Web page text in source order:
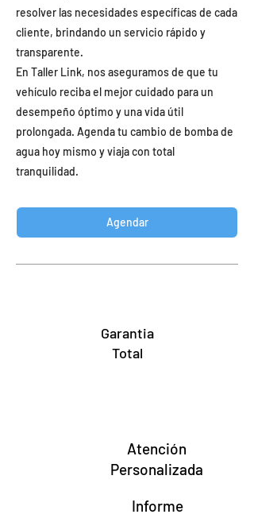
resolver las necesidades específicas de cada
cliente, brindando un servicio rápido y
transparente.
En Taller Link, nos aseguramos de que tu
vehículo reciba el mejor cuidado para un
desempeño óptimo y una vida útil
prolongada. Agenda tu cambio de bomba de
agua hoy mismo y viaja con total
tranquilidad.
Agendar
Garantia
Total
Atención
Personalizada
Informe